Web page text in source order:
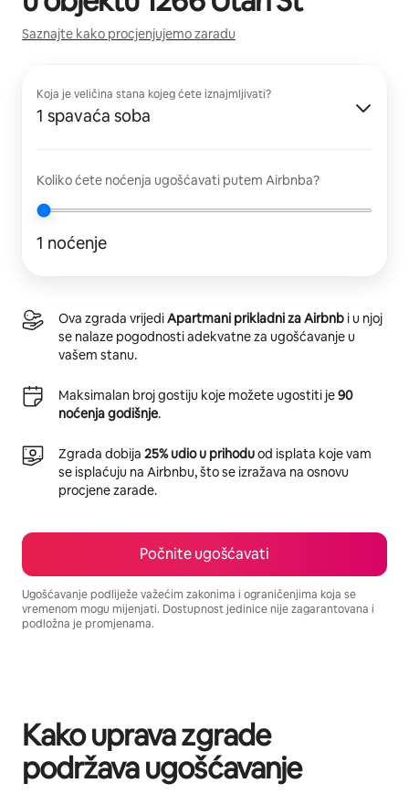
Saznajte kako procjenjujemo zaradu
Koja je veličina stana kojeg ćete iznajmljivati?
1 spavaća soba
Koliko ćete noćenja ugošćavati putem Airbnba?
1 noćenje
Ova zgrada vrijediApartmani prikladni za Airbnb i u njoj
se nalaze pogodnosti adekvatne za ugošćavanje u
vašem stanu.
Maksimalan broj gostiju koje možete ugostiti je90
noćenja godišnje.
Zgrada dobija 25% udio u prihoduod isplata koje vam
se isplaćuju na Airbnbu, što se izražava na osnovu
procjene zarade.
Počnite ugošćavati
Ugošćavanje podliježe važećim zakonima i ograničenjima koja se
vremenom mogu mijenjati. Dostupnost jedinice nije zagarantovana i
podložna je promjenama.
Kako uprava zgrade
podržava ugošćavanje